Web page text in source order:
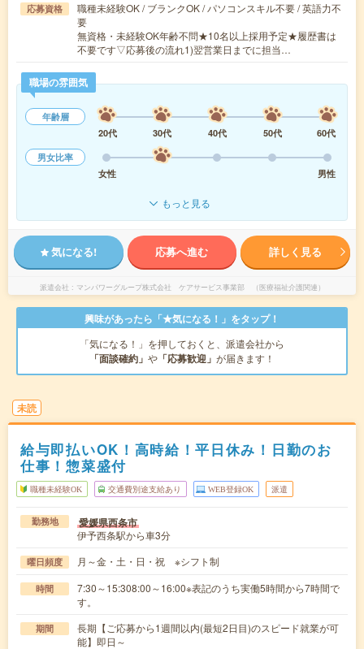
応募資格
職種未経験OK / ブランクOK / パソコンスキル不要 / 英語力不
要
無資格・未経験OK年齢不問★10名以上採用予定★履歴書は
不要です▽応募後の流れ1)翌営業日までに担当…
職場の雰囲気
年齢層
20代
30代 40代 50代
60代
男女比率
女性
男性
もっと見る
気になる! 応募へ進む 詳しく見る
派遣会社 マンパワーグループ株式会社 ケアサービス事業部 （医療福祉介護関連）
興味があったら「★気になる！」をタップ！
「気になる！」を押しておくと、派遣会社から
「面談確約」 や 「応募歓迎」 が届きます！
未読
給与即払いOK！高時給！平日休み！日勤のお
仕事！惣菜盛付
職種未経験OK 交通費別途支給あり WEB登録OK 派遣
勤務地 愛媛県西条市
伊予西条駅から車3分
曜日頻度 月～金・土・日・祝 ※シフト制
時間
7:30～15:308:00～16:00※表記のうち実働5時間から7時間で
す。
期間
長期【ご応募から1週間以内(最短2日目)のスピード就業が可
能】即日～